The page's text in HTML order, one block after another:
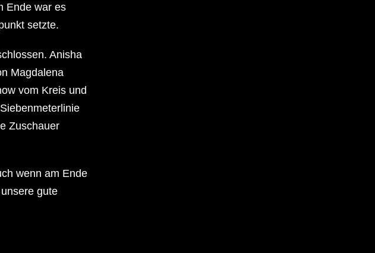
Ende war es
setzte.
Anisha
Magdalena
vom Kreis und
Zuschauer
wenn am Ende
gute